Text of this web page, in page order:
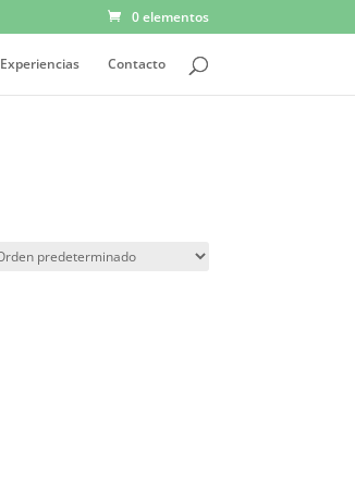
0 elementos
Experiencias Contacto